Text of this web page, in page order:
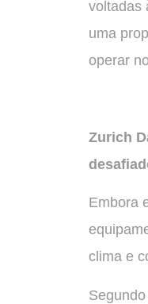
voltadas
uma
operar
Zurich
Embora
clima e